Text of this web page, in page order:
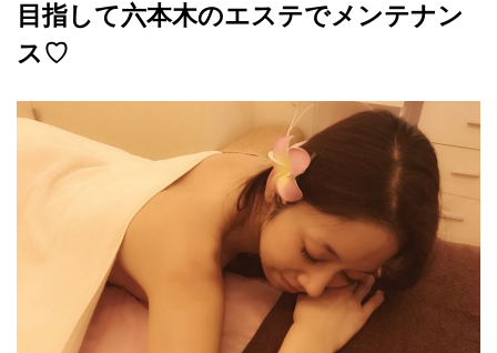
目指して六本木のエステでメンテナン
ス♡